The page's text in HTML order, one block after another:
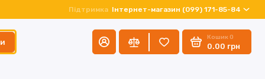
Підтримка Інтернет-магазин (099) 171-85-84
Кошик0
0.00 грн